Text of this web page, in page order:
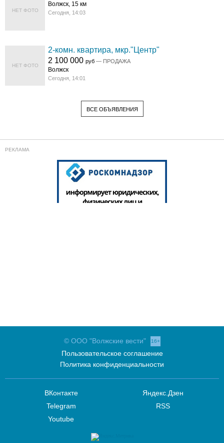
НЕТ ФОТО
Волжск, 15 км
Сегодня, 14:03
НЕТ ФОТО
2-комн. квартира, мкр."Центр"
2 100 000руб — ПРОДАЖА
Волжск
Сегодня, 14:01
ВСЕ ОБЪЯВЛЕНИЯ
© ООО "Волжские вести" 16+
Пользовательское соглашение
Политика конфиденциальности
ВКонтакте
Telegram
Youtube
Яндекс.Дзен
RSS